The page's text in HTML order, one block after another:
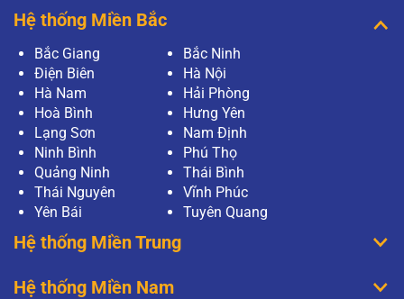
Hệ thống Miền Bắc
Bắc Giang
Bắc Ninh
Điện Biên
Hà Nội
Hà Nam
Hải Phòng
Hoà Bình
Hưng Yên
Lạng Sơn
Nam Định
Ninh Bình
Phú Thọ
Quảng Ninh
Thái Bình
Thái Nguyên
Vĩnh Phúc
Yên Bái
Tuyên Quang
Hệ thống Miền Trung
Hệ thống Miền Nam